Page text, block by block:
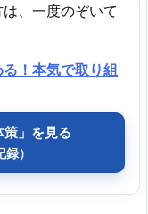
、一度のぞいて
！本気で取り組
」を見る
）